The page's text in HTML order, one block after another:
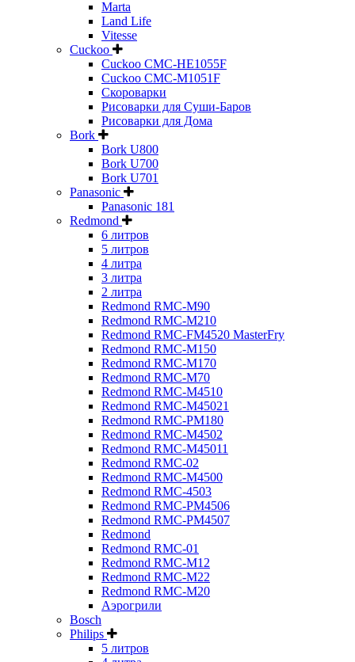
Marta
Land Life
Vitesse
Cuckoo
Cuckoo CMC-HE1055F
Cuckoo CMC-M1051F
Скороварки
Рисоварки для Суши-Баров
Рисоварки для Дома
Bork
Bork U800
Bork U700
Bork U701
Panasonic
Panasonic 181
Redmond
6 литров
5 литров
4 литра
3 литра
2 литра
Redmond RMC-M90
Redmond RMC-M210
Redmond RMC-FM4520 MasterFry
Redmond RMC-M150
Redmond RMC-M170
Redmond RMC-M70
Redmond RMC-M4510
Redmond RMC-M45021
Redmond RMC-PM180
Redmond RMC-M4502
Redmond RMC-M45011
Redmond RMC-02
Redmond RMC-M4500
Redmond RMC-4503
Redmond RMC-PM4506
Redmond RMC-PM4507
Redmond
Redmond RMC-01
Redmond RMC-M12
Redmond RMC-M22
Redmond RMC-M20
Аэрогрили
Bosch
Philips
5 литров